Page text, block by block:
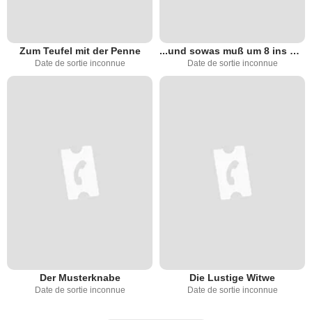
Zum Teufel mit der Penne
Date de sortie inconnue
...und sowas muß um 8 ins Bett
Date de sortie inconnue
Der Musterknabe
Date de sortie inconnue
Die Lustige Witwe
Date de sortie inconnue